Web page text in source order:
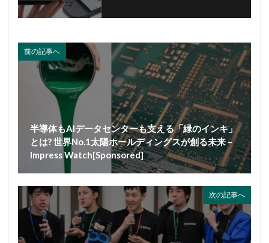
前の記事へ
半導体もAIデータセンターも支える「緑のインキ」
とは? 世界No.1太陽ホールディングスが創る未来 –
Impress Watch[Sponsored]
次の記事へ